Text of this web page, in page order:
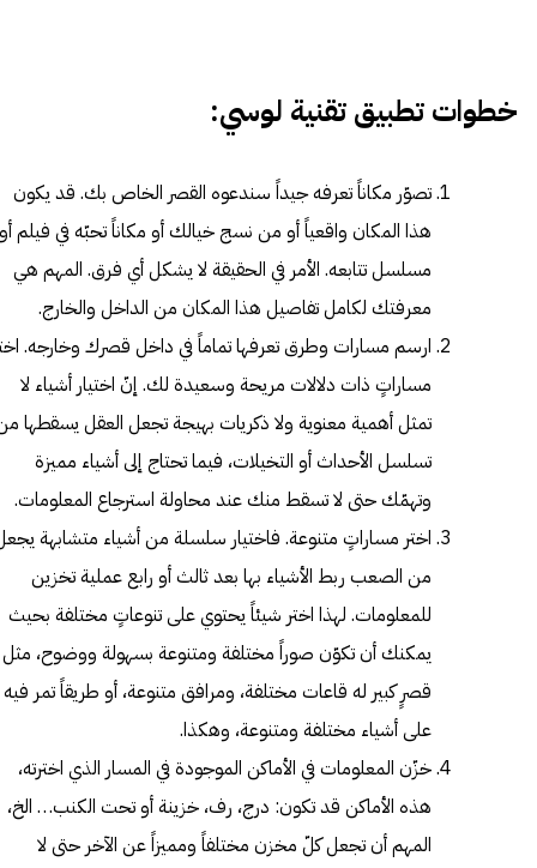
خطوات تطبيق تقنية لوسي:
تصوّر مكاناً تعرفه جيداً سندعوه القصر الخاص بك. قد يكون
هذا المكان واقعياً أو من نسج خيالك أو مكاناً تحبّه في فيلم أو
مسلسل تتابعه. الأمر في الحقيقة لا يشكل أي فرق. المهم هي
معرفتك لكامل تفاصيل هذا المكان من الداخل والخارج.
ارسم مسارات وطرق تعرفها تماماً في داخل قصرك وخارجه.
مساراتٍ ذات دلالات مريحة وسعيدة لك. إنّ اختيار أشياء لا
تمثل أهمية معنوية ولا ذكريات بهيجة تجعل العقل يسقطها
تسلسل الأحداث أو التخيلات، فيما تحتاج إلى أشياء مميزة
وتهمّك حتى لا تسقط منك عند محاولة استرجاع المعلومات.
اختر مساراتٍ متنوعة. فاختيار سلسلة من أشياء متشابهة
من الصعب ربط الأشياء بها بعد ثالث أو رابع عملية تخزين
للمعلومات. لهذا اختر شيئاً يحتوي على تنوعاتٍ مختلفة بحيث
يمكنك أن تكوّن صوراً مختلفة ومتنوعة بسهولة ووضوح، مثل
قصرٍ كبير له قاعات مختلفة، ومرافق متنوعة، أو طريقاً تمر فيه
على أشياء مختلفة ومتنوعة، وهكذا.
خزّن المعلومات في الأماكن الموجودة في المسار الذي اخترته،
هذه الأماكن قد تكون: درج، رف، خزينة أو تحت الكنب… الخ،
المهم أن تجعل كلّ مخزن مختلفاً ومميزاً عن الآخر حتى لا